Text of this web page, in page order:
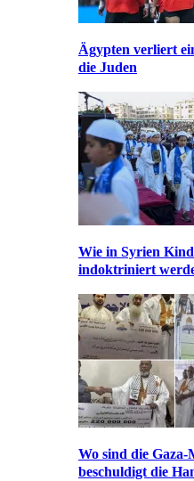
Ägypten verliert
die Juden
Wie in Syrien
indoktriniert
Wo sind die
beschuldigt die